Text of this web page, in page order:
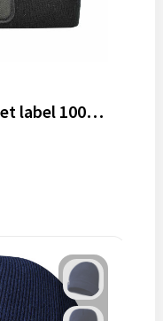
Gebreide kindermuts met label 100% rPET